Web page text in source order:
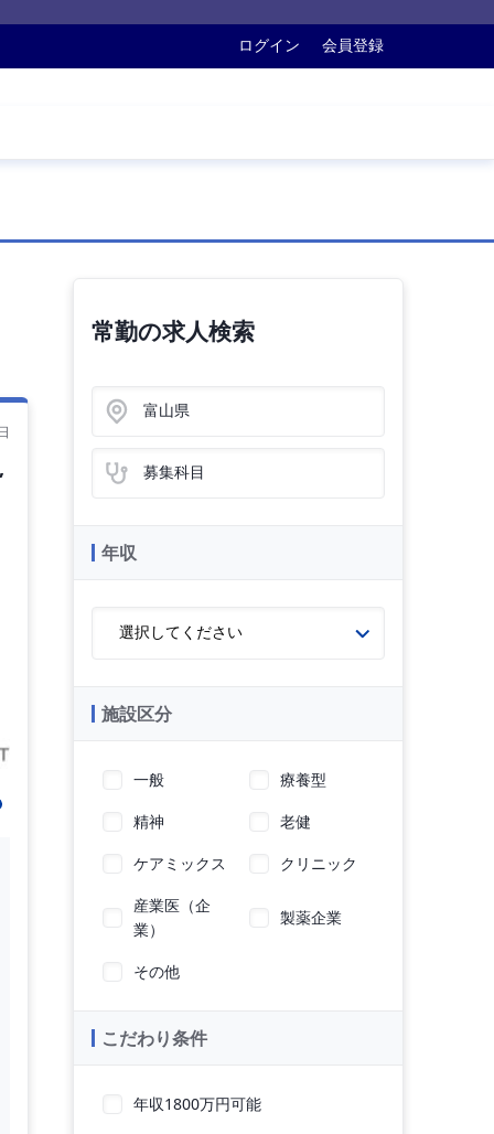
ログイン 会員登録
常勤の求人検索
富山県
募集科目
年収
施設区分
一般
療養型
精神
老健
ケアミックス
クリニック
産業医（企
業）
製薬企業
その他
こだわり条件
年収1800万円可能